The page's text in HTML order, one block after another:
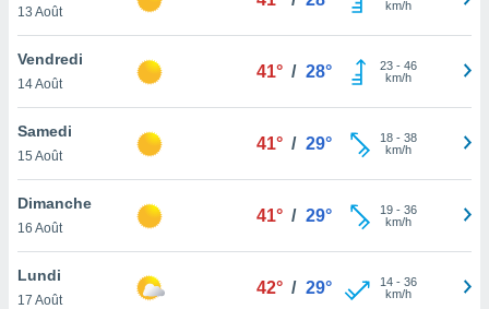
votre
à
en
le
13 Août
km/h
Vendredi
14 Août
41° / 28° 23- 46
km/h
Samedi
15 Août
41° / 29° 18- 38
km/h
Dimanche
16 Août
41° / 29° 19- 36
km/h
Lundi
17 Août
42° / 29° 14- 36
km/h